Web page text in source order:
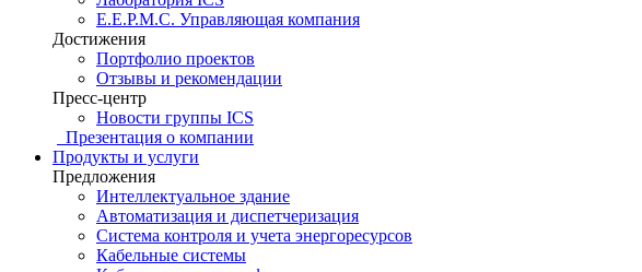
E.E.P.M.C. Управляющая компания
Достижения
Портфолио проектов
Отзывы и рекомендации
Пресс-центр
Новости группы ICS
Презентация о компании
Продукты и услуги
Предложения
Интеллектуальное здание
Автоматизация и диспетчеризация
Система контроля и учета энергоресурсов
Кабельные системы